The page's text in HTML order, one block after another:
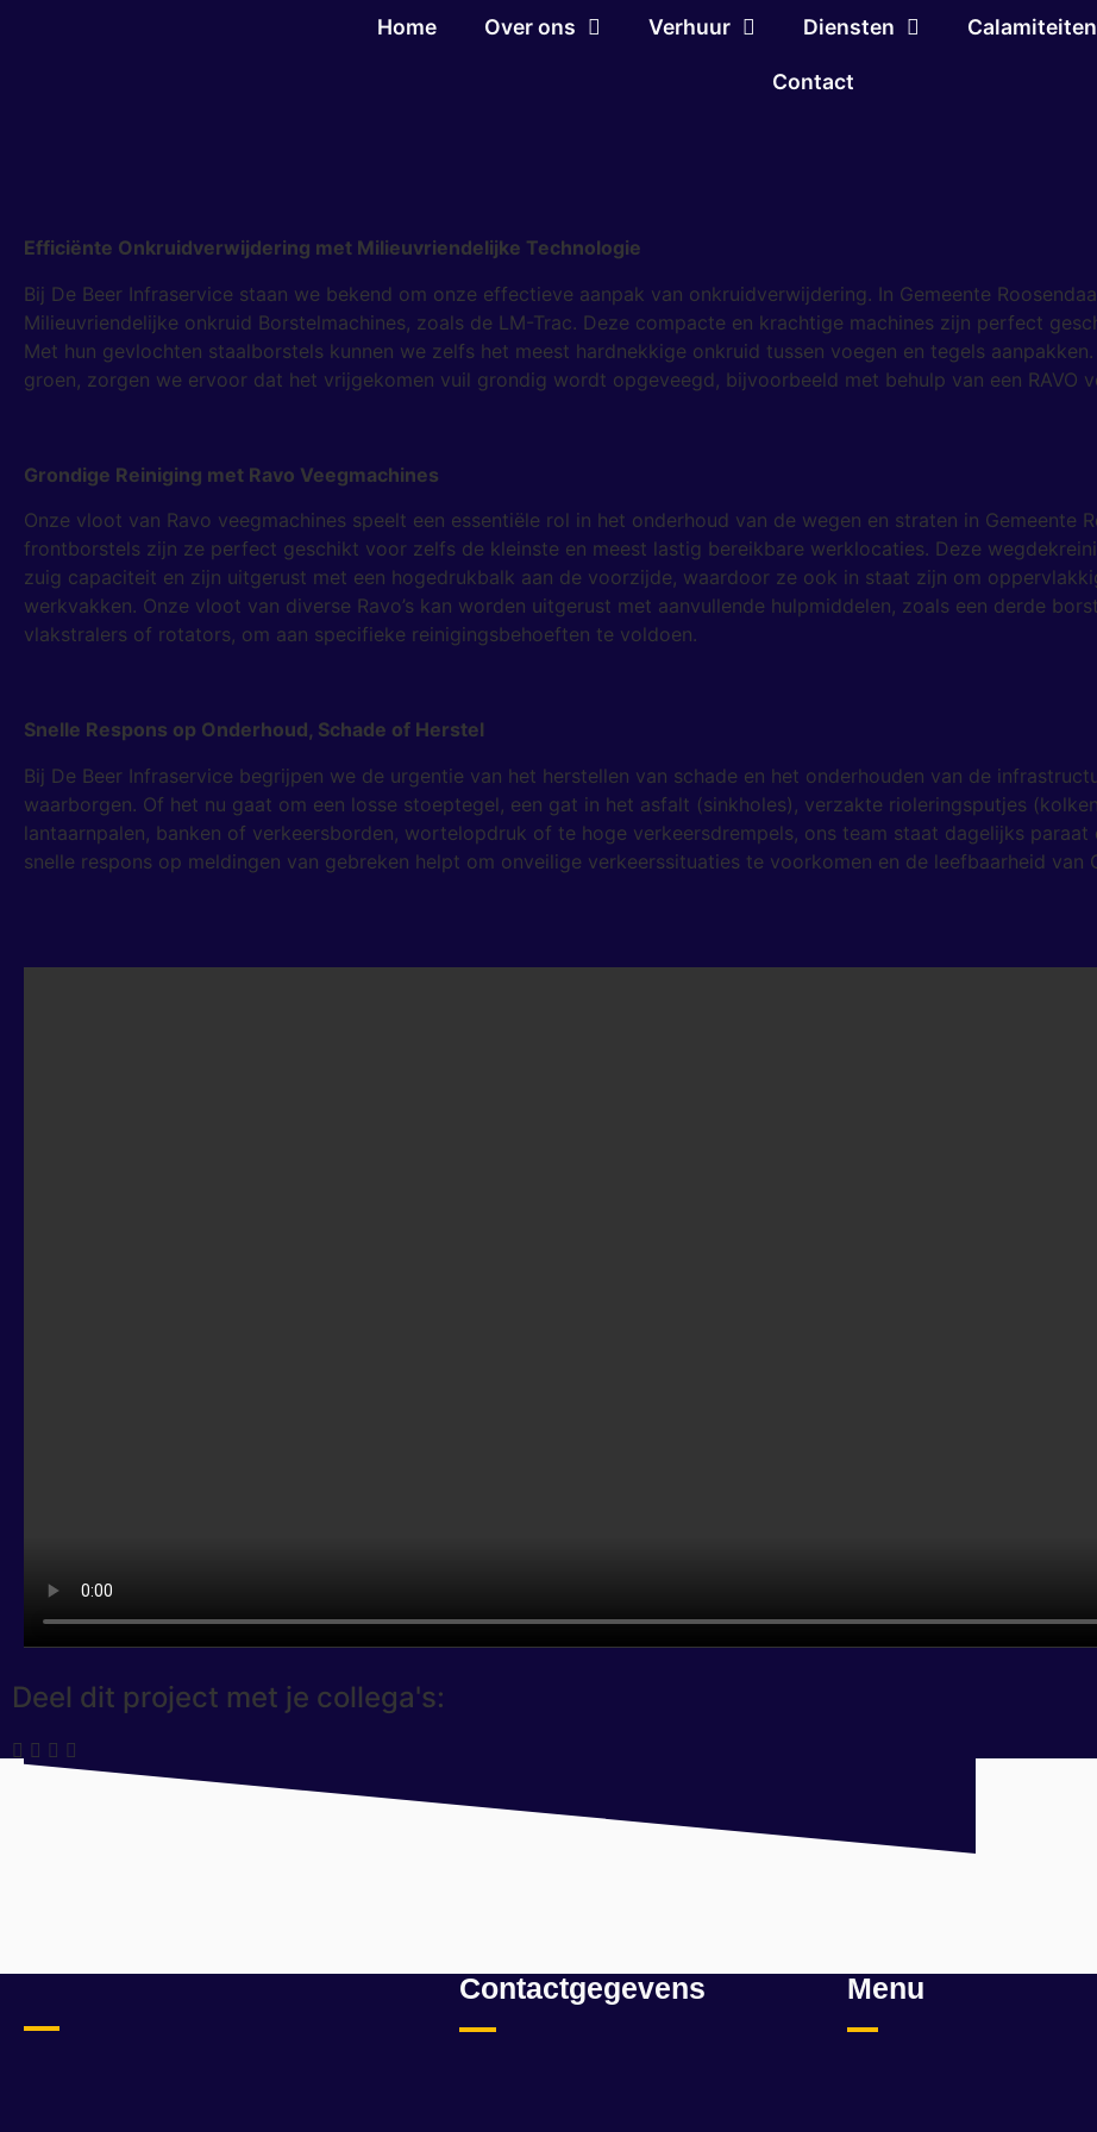
Home Over ons Verhuur Diensten Calamiteiten
Contact
Efficiënte Onkruidverwijdering met Milieuvriendelijke Technologie
Bij De Beer Infraservice staan we bekend om onze effectieve aanpak van onkruidverwijdering. In Gemeente
Milieuvriendelijke onkruid Borstelmachines, zoals de LM-Trac. Deze compacte en krachtige machines zijn perfect
Met hun gevlochten staalborstels kunnen we zelfs het meest hardnekkige onkruid tussen voegen en tegels
groen, zorgen we ervoor dat het vrijgekomen vuil grondig wordt opgeveegd, bijvoorbeeld met behulp van een RAVO
Grondige Reiniging met Ravo Veegmachines
Onze vloot van Ravo veegmachines speelt een essentiële rol in het onderhoud van de wegen en straten in Gemeente
frontborstels zijn ze perfect geschikt voor zelfs de kleinste en meest lastig bereikbare werklocaties. Deze
zuig capaciteit en zijn uitgerust met een hogedrukbalk aan de voorzijde, waardoor ze ook in staat zijn om
werkvakken. Onze vloot van diverse Ravo’s kan worden uitgerust met aanvullende hulpmiddelen, zoals een derde
vlakstralers of rotators, om aan specifieke reinigingsbehoeften te voldoen.
Snelle Respons op Onderhoud, Schade of Herstel
Bij De Beer Infraservice begrijpen we de urgentie van het herstellen van schade en het onderhouden van de
waarborgen. Of het nu gaat om een losse stoeptegel, een gat in het asfalt (sinkholes), verzakte rioleringsputjes
lantaarnpalen, banken of verkeersborden, wortelopdruk of te hoge verkeersdrempels, ons team staat dagelijks paraat
snelle respons op meldingen van gebreken helpt om onveilige verkeerssituaties te voorkomen en de leefbaarheid van
Deel dit project met je collega's:
Contactgegevens Menu